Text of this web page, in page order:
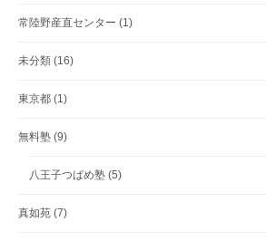
常陸野産直センター (1)
未分類 (16)
東京都 (1)
無料塾 (9)
八王子つばめ塾 (5)
真如苑 (7)